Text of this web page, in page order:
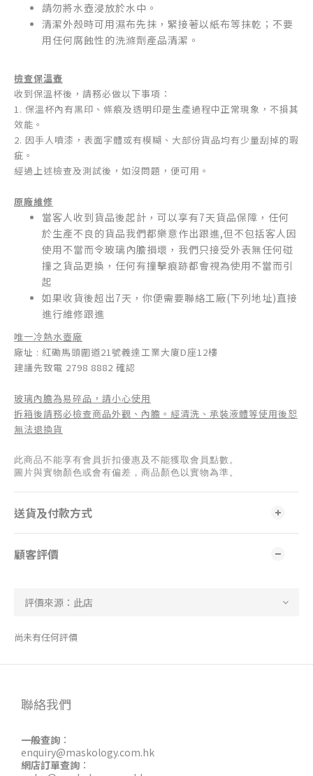
請勿將水壺浸放於水中。
清潔外殼時可用濕布先抹，緊接著以紙布等抹乾；不要
用任何腐蝕性的洗滌劑產品清潔。
檢查保溫壺
收到保溫杯後，請務必做以下事項：
1. 保溫杯內有黑印、條痕及透明印是生產過程中正常現象，不損其
效能。
2. 因手人噴漆，表面字體或有模糊、大部份貨品均有少量刮掉的瑕
疵。
經過上述檢查及測試後，如沒問題，便可用。
原廠維修
當客人收到貨品後起計，可以享有7天貨品保障，任何
於生產不良的貨品我們都樂意作出跟進,但不包括客人因
使用不當而令玻璃內膽損壞，我們只接受外表無任何碰
撞之貨品更換，任何有撞擊痕跡都會視為使用不當而引
起
如果收貨後超出7天，你便需要聯絡工廠(下列地址)直接
進行維修跟進
唯一冷熱水壺廠
廠址 : 紅磡馬頭圍道21號義達工業大廈D座12樓
建議先致電 2798 8882 確認
玻璃內膽為易碎品，請小心使用
拆箱後請務必檢查商品外觀、內膽。經清洗、承裝液體等使用後恕
無法退換貨
此商品不能享有會員折扣優惠及不能獲取會員點數。
圖片與實物顏色或會有偏差，商品顏色以實物為準。
送貨及付款方式
顧客評價
尚未有任何評價
聯絡我們
一般查詢 ：
enquiry@maskology.com.hk
網店訂單查詢 ：